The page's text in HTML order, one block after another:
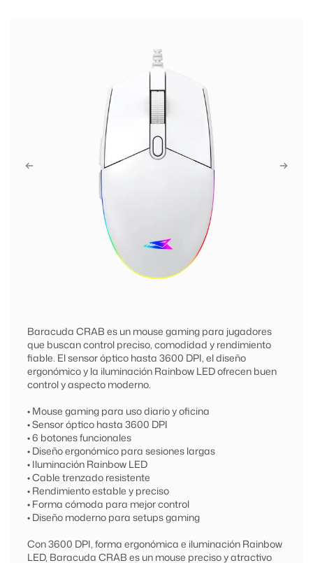
Baracuda CRAB es un mouse gaming para jugadores
que buscan control preciso, comodidad y rendimiento
fiable. El sensor óptico hasta 3600 DPI, el diseño
ergonómico y la iluminación Rainbow LED ofrecen buen
control y aspecto moderno.
• Mouse gaming para uso diario y oficina
• Sensor óptico hasta 3600 DPI
• 6 botones funcionales
• Diseño ergonómico para sesiones largas
• Iluminación Rainbow LED
• Cable trenzado resistente
• Rendimiento estable y preciso
• Forma cómoda para mejor control
• Diseño moderno para setups gaming
Con 3600 DPI, forma ergonómica e iluminación Rainbow
LED, Baracuda CRAB es un mouse preciso y atractivo